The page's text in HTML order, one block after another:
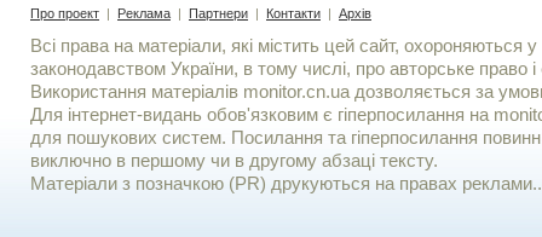
Про проект | Реклама | Партнери | Контакти | Архів
Всі права на матеріали, які містить цей сайт, охороняються у
законодавством України, в тому числі, про авторське право і
Використання матерiалiв monitor.cn.ua дозволяється за
Для iнтернет-видань обов'язковим є гiперпосилання на
для пошукових систем. Посилання та гіперпосилання
виключно в першому чи в другому абзаці тексту.
Матеріали з позначкою (PR) друкуються на правах реклами..